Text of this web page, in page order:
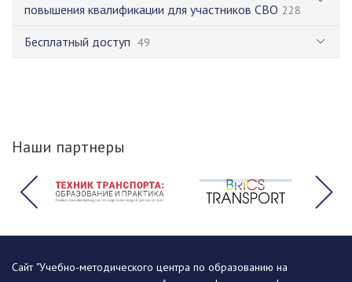
повышения квалификации для участников СВО 228
Бесплатный доступ 49
Наши партнеры
Сайт "Учебно-методического центра по образованию на